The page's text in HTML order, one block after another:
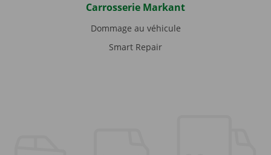
Carrosserie Markant
Dommage au véhicule
Smart Repair